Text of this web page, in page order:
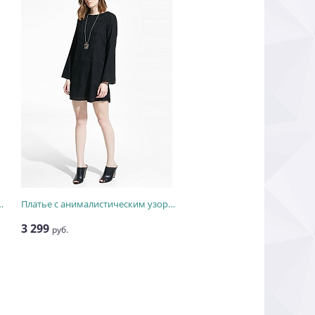
строчками Платье с анималистическим узором
3 299 руб.